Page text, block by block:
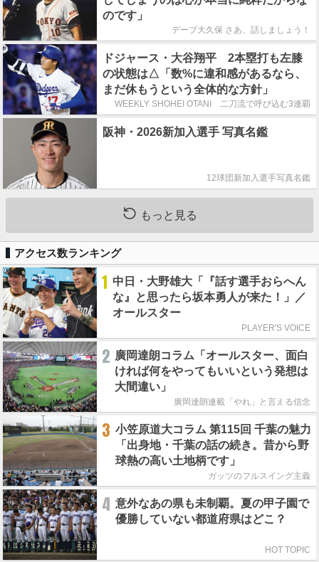
のです」
デーブ大久保 さあ、話しましょう！
ドジャース・大谷翔平 2本塁打も左膝
の状態は△「数%に違和感があるなら、
まだ休もうという全体的な方針」
WEEKLY SHOHEI OTANI 二刀流で呼び込む3連覇
阪神・2026新加入選手 写真名鑑
12球団新加入選手写真名鑑
もっと見る
アクセス数ランキング
1 中日・大野雄大「『話す選手おらへん
な』と思ったら坂本勇人が来た！」／
オールスター
PLAYER'S VOICE
2 廣岡達朗コラム「オールスター、面白
ければ何をやってもいいという発想は
大間違い」
廣岡達朗連載「やれ」と言える信念
3 小笠原道大コラム 第115回 千葉の魅力
「出身地・千葉の話の続き。昔から野
球熱の高い土地柄です」
ガッツのフルスイング主義
4 意外なあの県も未制覇。夏の甲子園で
優勝していない都道府県はどこ？
HOT TOPIC